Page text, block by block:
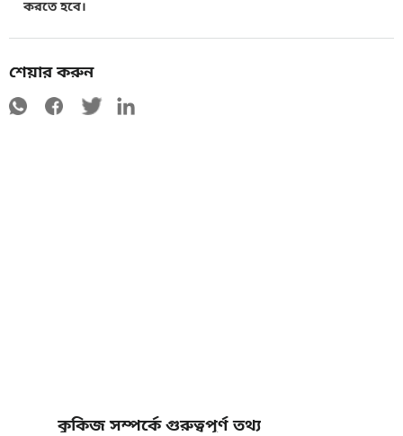
করতে হবে।
শেয়ার করুন
কুকিজ সম্পর্কে গুরুত্বপূর্ণ তথ্য